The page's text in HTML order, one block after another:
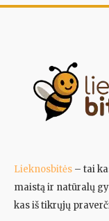
Lieknosbitės – tai
maistą ir natūralų
kas iš tikrųjų